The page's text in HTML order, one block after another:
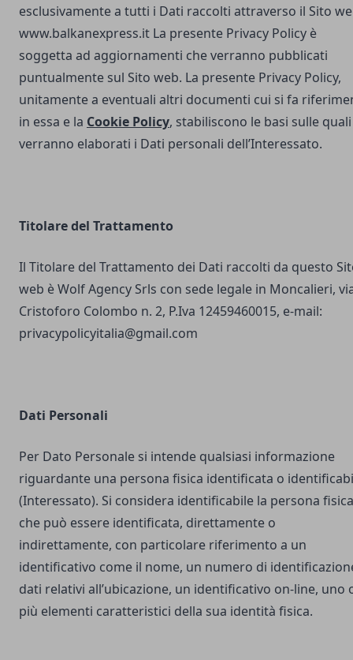
esclusivamente a tutti i Dati raccolti attraverso il Sito
www.balkanexpress.it La presente Privacy Policy è
soggetta ad aggiornamenti che verranno pubblicati
puntualmente sul Sito web. La presente Privacy Policy,
unitamente a eventuali altri documenti cui si fa
in essa e la Cookie Policy, stabiliscono le basi sulle quali
verranno elaborati i Dati personali dell’Interessato.
Titolare del Trattamento
Il Titolare del Trattamento dei Dati raccolti da questo
web è Wolf Agency Srls con sede legale in Moncalieri,
Cristoforo Colombo n. 2, P.Iva 12459460015, e-mail:
privacypolicyitalia@gmail.com
Dati Personali
Per Dato Personale si intende qualsiasi informazione
riguardante una persona fisica identificata o
(Interessato). Si considera identificabile la persona fisica
che può essere identificata, direttamente o
indirettamente, con particolare riferimento a un
identificativo come il nome, un numero di
dati relativi all’ubicazione, un identificativo on-line, uno
più elementi caratteristici della sua identità fisica.